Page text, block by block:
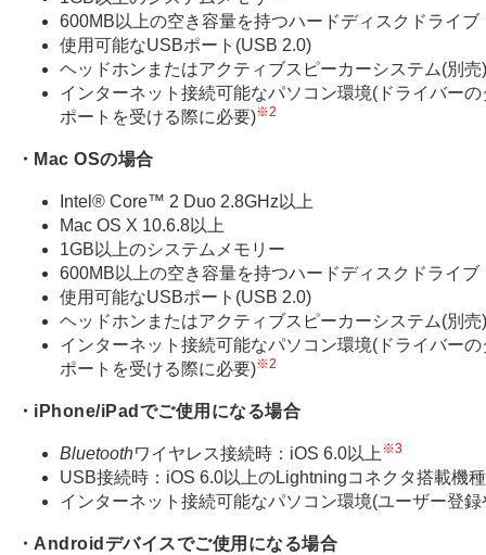
600MB以上の空き容量を持つハードディスクドライブ
使用可能なUSBポート(USB 2.0)
ヘッドホンまたはアクティブスピーカーシステム(別売)
インターネット接続可能なパソコン環境(ドライバー
ポートを受ける際に必要)※2
・Mac OSの場合
Intel® Core™ 2 Duo 2.8GHz以上
Mac OS X 10.6.8以上
1GB以上のシステムメモリー
600MB以上の空き容量を持つハードディスクドライブ
使用可能なUSBポート(USB 2.0)
ヘッドホンまたはアクティブスピーカーシステム(別売)
インターネット接続可能なパソコン環境(ドライバー
ポートを受ける際に必要)※2
・iPhone/iPadでご使用になる場合
Bluetoothワイヤレス接続時：iOS 6.0以上※3
USB接続時：iOS 6.0以上のLightningコネクタ搭載機種
インターネット接続可能なパソコン環境(ユーザー登
・Androidデバイスでご使用になる場合